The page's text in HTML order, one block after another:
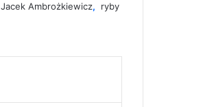
Jacek Ambrożkiewicz,
ryby